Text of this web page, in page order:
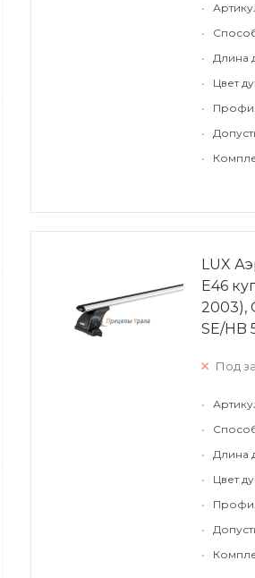
•
•
•
Длина
•
Цвет
•
•
•
LUX
Е46
2003),
SE/HB
Под
•
•
•
Длина
•
Цвет
•
•
•